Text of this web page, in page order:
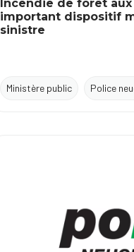
Incendie de forêt
important dispositif
sinistre
Ministère public Police